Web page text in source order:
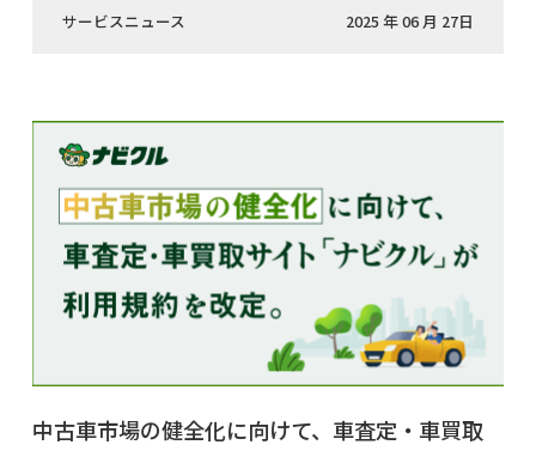
サービスニュース 2025 年 06 月 27日
中古車市場の健全化に向けて、車査定・車買取